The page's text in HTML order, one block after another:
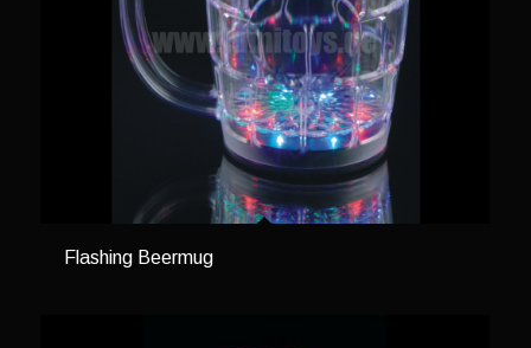
Flashing Beermug